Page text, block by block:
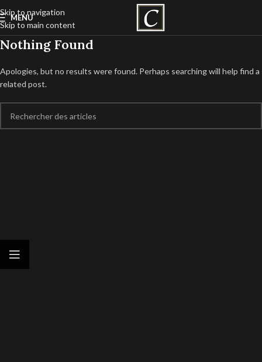
Skip to navigation
Skip to main content
MENU
Nothing Found
Apologies, but no results were found. Perhaps searching will help find a
related post.